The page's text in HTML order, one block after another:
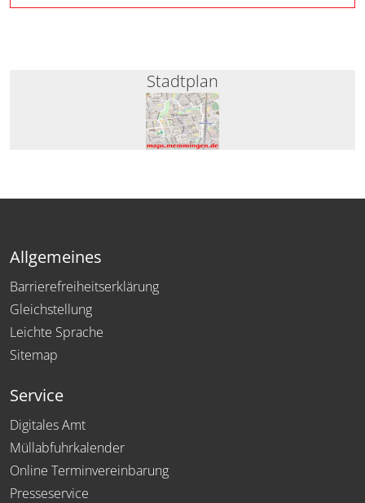
Stadtplan
Allgemeines
Barrierefreiheitserklärung
Gleichstellung
Leichte Sprache
Sitemap
Service
Digitales Amt
Müllabfuhrkalender
Online Terminvereinbarung
Presseservice